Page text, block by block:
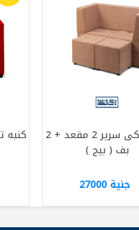
كنبه تاكى سرير 2 مقعد + 2
بف ( بيج )
جنية 27000